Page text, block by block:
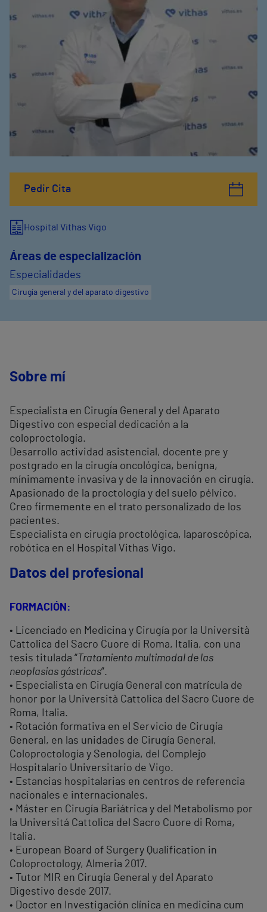
Pedir Cita
Hospital Vithas Vigo
Áreas de especialización
Especialidades
Cirugía general y del aparato digestivo
Sobre mí
Especialista en Cirugía General y del Aparato
Digestivo con especial dedicación a la
coloproctología.
Desarrollo actividad asistencial, docente pre y
postgrado en la cirugía oncológica, benigna,
mínimamente invasiva y de la innovación en cirugía.
Apasionado de la proctología y del suelo pélvico.
Creo firmemente en el trato personalizado de los
pacientes.
Especialista en cirugía proctológica, laparoscópica,
robótica en el Hospital Vithas Vigo.
Datos del profesional
FORMACIÓN:
• Licenciado en Medicina y Cirugía por la Università
Cattolica del Sacro Cuore di Roma, Italia, con una
tesis titulada “ Tratamiento multimodal de las
neoplasias gástricas”.
• Especialista en Cirugía General con matrícula de
honor por la Università Cattolica del Sacro Cuore de
Roma, Italia.
• Rotación formativa en el Servicio de Cirugía
General, en las unidades de Cirugía General,
Coloproctología y Senología, del Complejo
Hospitalario Universitario de Vigo.
• Estancias hospitalarias en centros de referencia
nacionales e internacionales.
• Máster en Cirugía Bariátrica y del Metabolismo por
la Universitá Cattolica del Sacro Cuore di Roma,
Italia.
• European Board of Surgery Qualification in
Coloproctology, Almeria 2017.
• Tutor MIR en Cirugía General y del Aparato
Digestivo desde 2017.
• Doctor en Investigación clínica en medicina cum